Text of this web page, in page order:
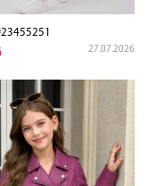
27.07.2026